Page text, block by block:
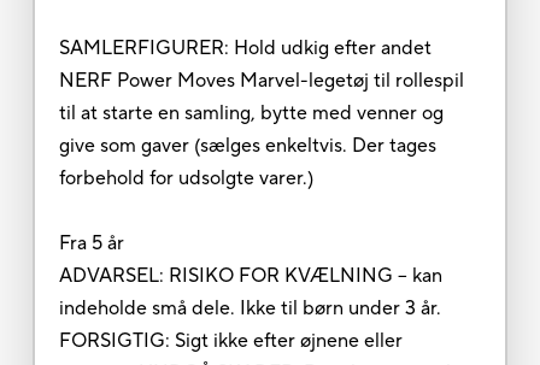
SAMLERFIGURER: Hold udkig efter andet
NERF Power Moves Marvel-legetøj til rollespil
til at starte en samling, bytte med venner og
give som gaver (sælges enkeltvis. Der tages
forbehold for udsolgte varer.)
Fra 5 år
ADVARSEL: RISIKO FOR KVÆLNING – kan
indeholde små dele. Ikke til børn under 3 år.
FORSIGTIG: Sigt ikke efter øjnene eller